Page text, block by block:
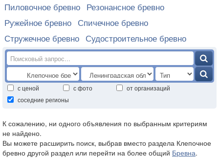
Пиловочное бревно Резонансное бревно
Ружейное бревно Спичечное бревно
Стружечное бревно Судостроительное бревно
с ценой с фото
от организаций
соседние регионы
К сожалению, ни одного объявления по выбранным критериям
не найдено.
Вы можете расширить поиск, выбрав вместо раздела Клепочное
бревно другой раздел или перейти на более общий Бревна.